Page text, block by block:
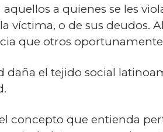
a quienes se les
víctima, o de sus deudos.
que otros
daña el tejido social
concepto que entienda